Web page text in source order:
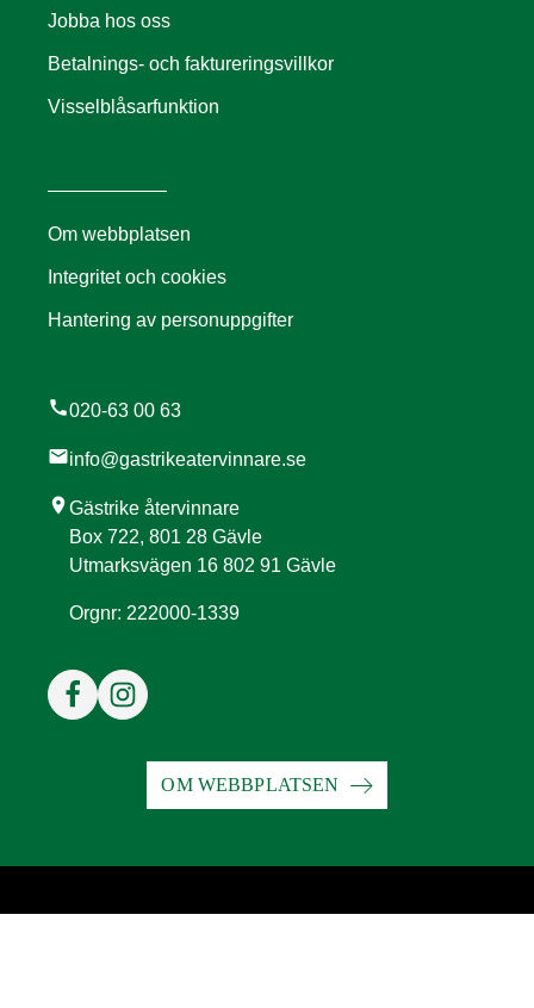
Jobba hos oss
Betalnings- och faktureringsvillkor
Visselblåsarfunktion
Om webbplatsen
Integritet och cookies
Hantering av personuppgifter
call020-63 00 63
mailinfo@gastrikeatervinnare.se
location_onGästrike återvinnare
Box 722, 801 28 Gävle
Utmarksvägen 16 802 91 Gävle
Orgnr: 222000-1339
OM WEBBPLATSEN